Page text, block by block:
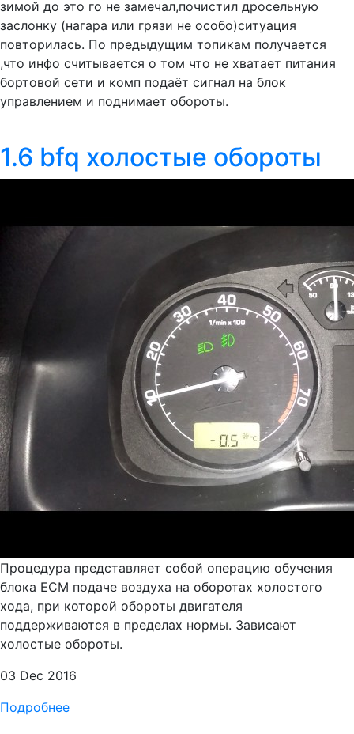
зимой до это го не замечал,почистил дросельную
заслонку (нагара или грязи не особо)ситуация
повторилась. По предыдущим топикам получается
,что инфо считывается о том что не хватает питания
бортовой сети и комп подаёт сигнал на блок
управлением и поднимает обороты.
1.6 bfq холостые обороты
Процедура представляет собой операцию обучения
блока ЕСМ подаче воздуха на оборотах холостого
хода, при которой обороты двигателя
поддерживаются в пределах нормы. Зависают
холостые обороты.
03 Dec 2016
Подробнее